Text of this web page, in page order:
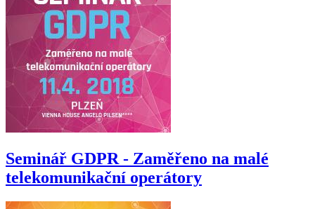
Seminář GDPR - Zaměřeno na malé
telekomunikační operátory